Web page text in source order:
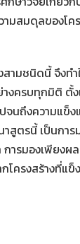
ามสมดุลของโค
สามชนิดนี้ จึง
งครบทุกมิติ ตั้ง
จนถึงความแข็
สูตรนี้ เป็นการ
การมองเพียง
โครงสร้างที่แข็